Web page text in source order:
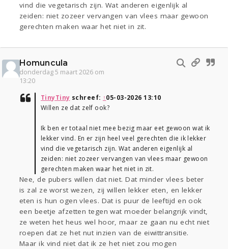
vind die vegetarisch zijn. Wat anderen eigenlijk al
zeiden: niet zozeer vervangen van vlees maar gewoon
gerechten maken waar het niet in zit.
Homuncula
donderdag 5 maart 2026 om
13:20
TinyTiny schreef: ↑05-03-2026 13:10
Willen ze dat zelf ook?
Ik ben er totaal niet mee bezig maar eet gewoon wat ik
lekker vind. En er zijn heel veel gerechten die ik lekker
vind die vegetarisch zijn. Wat anderen eigenlijk al
zeiden: niet zozeer vervangen van vlees maar gewoon
gerechten maken waar het niet in zit.
Nee, de pubers willen dat niet. Dat minder vlees beter
is zal ze worst wezen, zij willen lekker eten, en lekker
eten is hun ogen vlees. Dat is puur de leeftijd en ook
een beetje afzetten tegen wat moeder belangrijk vindt,
ze weten het heus wel hoor, maar ze gaan nu echt niet
roepen dat ze het nut inzien van de eiwittransitie.
Maar ik vind niet dat ik ze het niet zou mogen